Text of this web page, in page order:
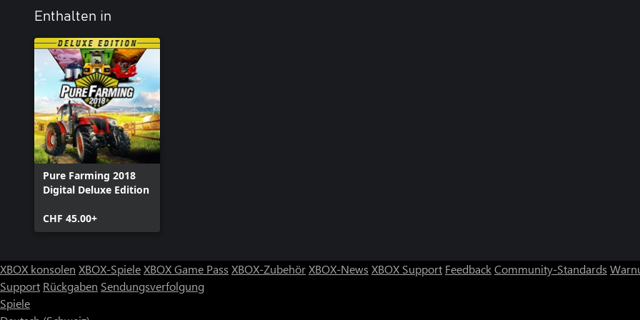
Enthalten in
Pure Farming 2018
Digital Deluxe Edition
CHF 45.00+
XBOX konsolen XBOX-SpieleXBOX Game Pass XBOX-ZubehörXBOX-News XBOX Support FeedbackCommunity-Standards
Support Rückgaben Sendungsverfolgung
Spiele